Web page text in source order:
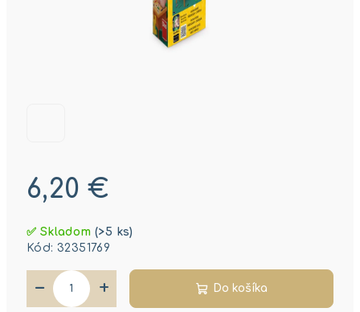
6,20 €
cena:
✅ Skladom(>5 ks)
Kód: 32351769
+
− Do košíka